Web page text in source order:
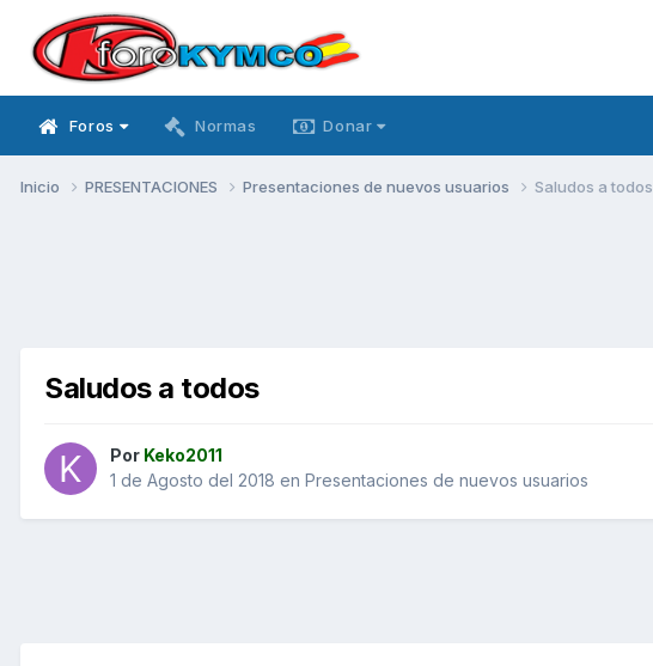
Foros Normas Donar
Inicio PRESENTACIONES Presentaciones de nuevos usuarios Saludos a todos
Saludos a todos
Por Keko2011
1 de Agosto del 2018 en Presentaciones de nuevos usuarios